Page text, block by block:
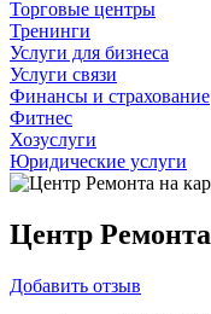
Торговые центры
Тренинги
Услуги для бизнеса
Услуги связи
Финансы и страхование
Фитнес
Хозуслуги
Юридические услуги
Центр Ремонта
Добавить отзыв